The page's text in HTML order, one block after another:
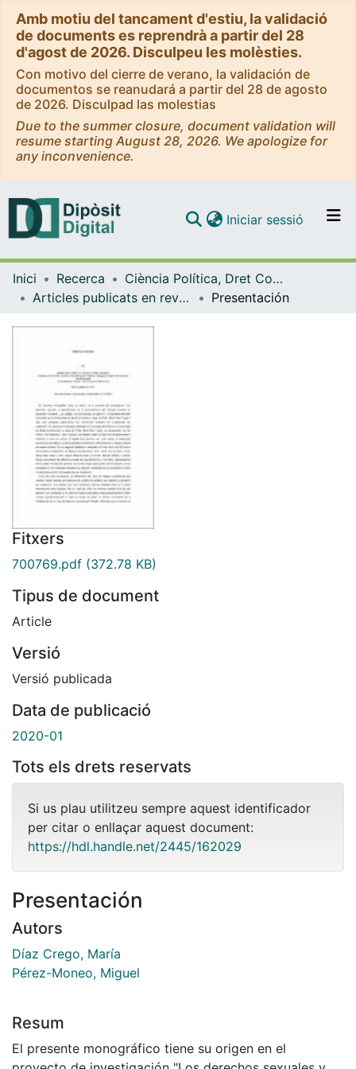
Amb motiu del tancament d'estiu, la validació
de documents es reprendrà a partir del 28
d'agost de 2026. Disculpeu les molèsties.
Con motivo del cierre de verano, la validación de
documentos se reanudará a partir del 28 de agosto
de 2026. Disculpad las molestias
Due to the summer closure, document validation will
resume starting August 28, 2026. We apologize for
any inconvenience.
Navega per tot el DD
Iniciar sessió (current)
Inici Recerca
Ciència Política, Dret Constitucional i Filosofia del Dret
Articles publicats en revistes (Ciència Política, Dret Constitucional i Filosofia del Dret)
Presentación
Fitxers
700769.pdf (372.78 KB)
Tipus de document
Article
Versió
Versió publicada
Data de publicació
2020-01
Tots els drets reservats
Si us plau utilitzeu sempre aquest identificador
per citar o enllaçar aquest document:
https://hdl.handle.net/2445/162029
Presentación
Autors
Díaz Crego, María
Pérez-Moneo, Miguel
Resum
El presente monográfico tiene su origen en el